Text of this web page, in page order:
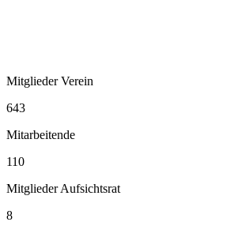
Mitglieder Verein
643
Mitarbeitende
110
Mitglieder Aufsichtsrat
8